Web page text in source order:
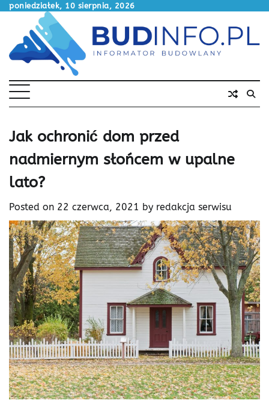
Skip
content
poniedziałek, 10 sierpnia, 2026
Jak ochronić dom przed
nadmiernym słońcem w upalne
lato?
Posted on 22 czerwca, 2021 by redakcja serwisu